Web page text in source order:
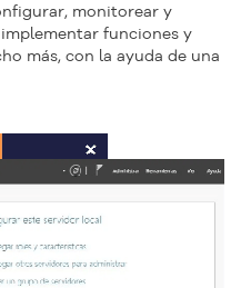
monitorear y
funciones y
más, con la ayuda de una